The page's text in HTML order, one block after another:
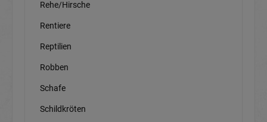
Rehe/Hirsche
Rentiere
Reptilien
Robben
Schafe
Schildkröten